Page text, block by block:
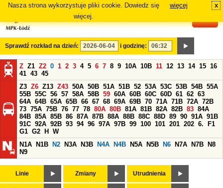
Nasza strona wykorzystuje pliki cookie. Dowiedz się
więcej.
więcej x
Sprawdź rozkład na dzień: i godzinę:
Z Z1 Z2 0 1 2 3 4 5 6 7 8 9 10A 10B 11 12 13 14 15 16
41 43 45
Z3 Z6 Z13 Z43 50A 50B 51A 51B 52 53A 53C 53B 54B 55A
55B 55C 56 57 58A 58B 59 60A 60B 60C 60D 61 62 63
64A 64B 65A 65B 66 67 68 69A 69B 70 71A 71B 72A 72B
73 75A 75B 76 77 78 80A 80B 81A 81B 82A 82B 83 84A
84B 85A 85B 86 87A 87B 88A 88B 88C 88D 89 90 91A 91B
91C 92A 92B 93 94 96 97A 97B 99 100 101 201 202 6.
F1
G1 G2 H
W
N1A
N1B N2 N3A N3B N4A N4B N5A N5B N6 N7A N7B
N8
N9
Linie Zmiany Utrudnienia